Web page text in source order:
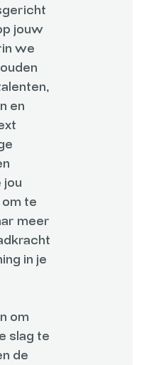
jouw
we
en
te
meer
in je
om
slag te
de